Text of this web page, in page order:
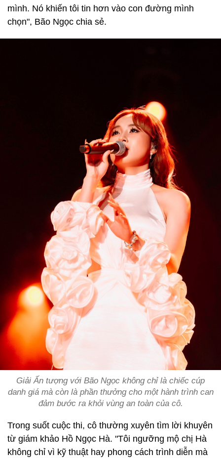
mình. Nó khiến tôi tin hơn vào con đường mình
chọn", Bão Ngọc chia sẻ.
Giải Ấn tượng với Bão Ngọc không chỉ là chiếc cúp
danh giá mà còn là phần thưởng cho một hành trình can
đảm bước ra khỏi vùng an toàn của cô.
Trong suốt cuộc thi, cô thường xuyên tìm lời khuyên
từ giám khảo Hồ Ngọc Hà. "Tôi ngưỡng mộ chị Hà
không chỉ vì kỹ thuật hay phong cách trình diễn mà